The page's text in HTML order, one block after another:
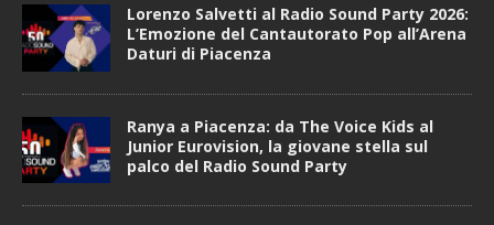
Lorenzo Salvetti al Radio Sound Party 2026:
L’Emozione del Cantautorato Pop all’Arena
Daturi di Piacenza
Ranya a Piacenza: da The Voice Kids al
Junior Eurovision, la giovane stella sul
palco del Radio Sound Party